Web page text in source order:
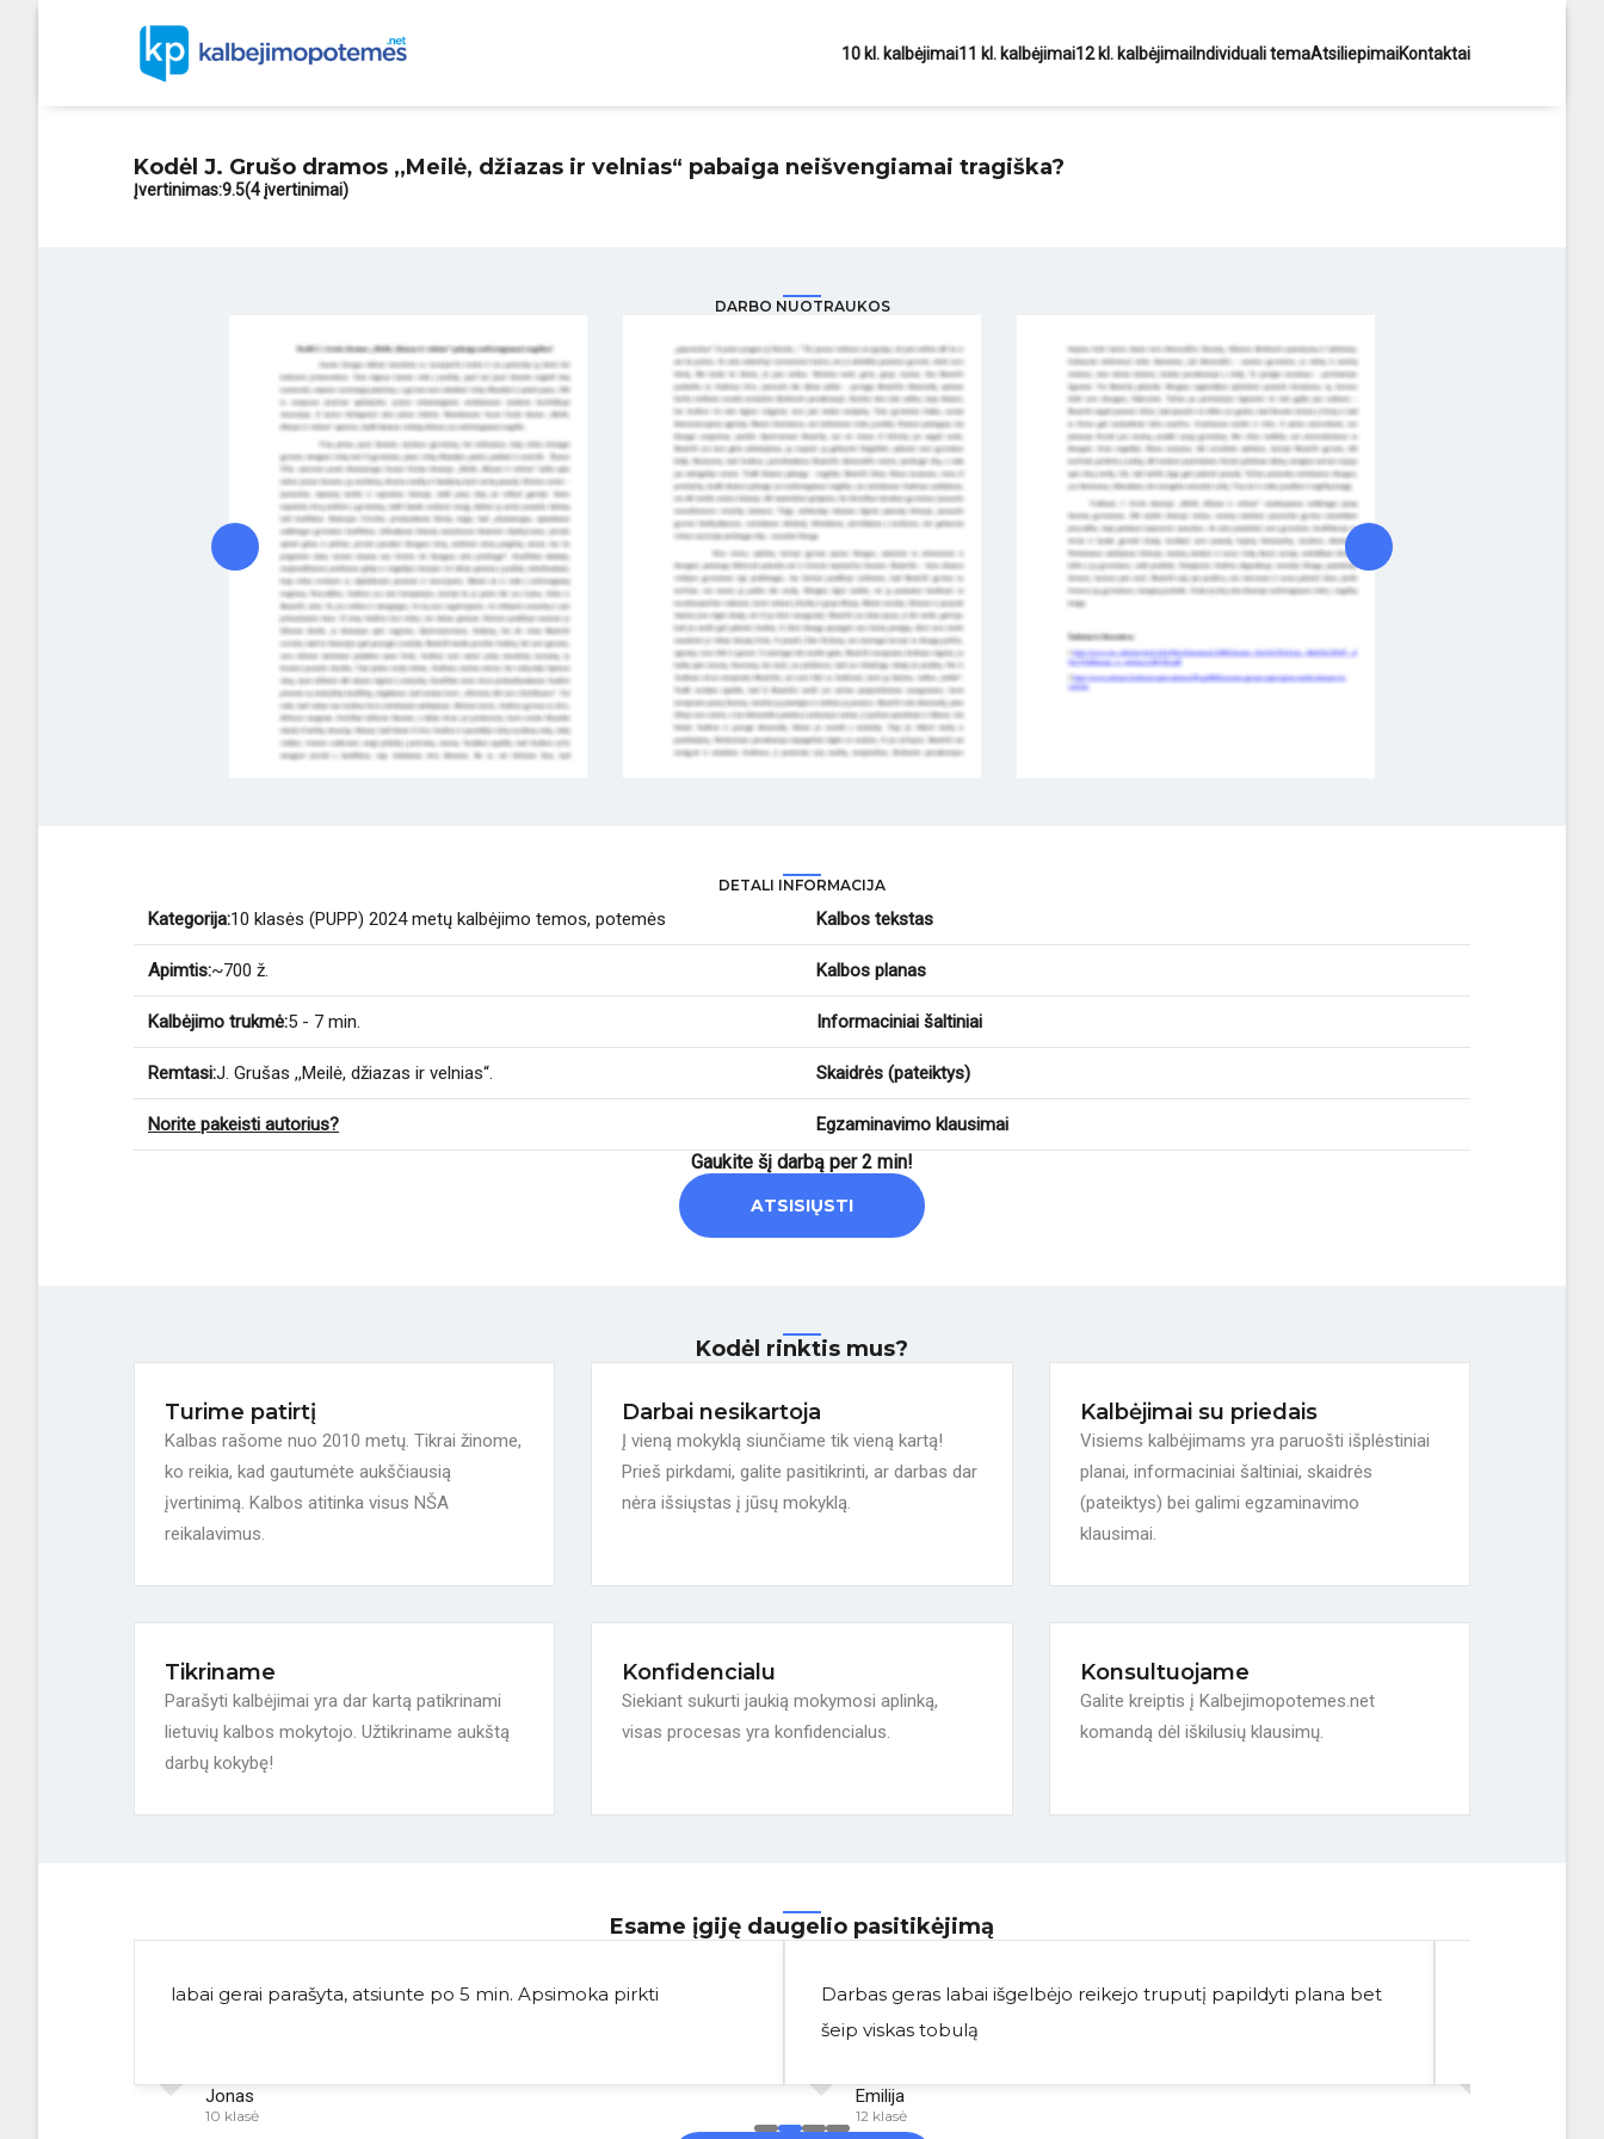
10 kl. kalbėjimai11 kl. kalbėjimai12 kl. kalbėjimaiIndividuali temaAtsiliepimaiKontaktai
Kodėl J. Grušo dramos ,,Meilė, džiazas ir velnias“ pabaiga neišvengiamai tragiška?
Įvertinimas:9.5(4 įvertinimai)
DARBO NUOTRAUKOS
DETALI INFORMACIJA
Kategorija:10 klasės (PUPP) 2024 metų kalbėjimo temos, potemės
Apimtis:~700 ž.
Kalbėjimo trukmė:5 - 7 min.
Remtasi:J. Grušas ,,Meilė, džiazas ir velnias“.
Norite pakeisti autorius?
Kalbos tekstas
Kalbos planas
Informaciniai šaltiniai
Skaidrės (pateiktys)
Egzaminavimo klausimai
Gaukite šį darbą per 2 min!
ATSISIŲSTI
Kodėl rinktis mus?
Turime patirtį
Kalbas rašome nuo 2010 metų. Tikrai žinome,
ko reikia, kad gautumėte aukščiausią
įvertinimą. Kalbos atitinka visus NŠA
reikalavimus.
Darbai nesikartoja
Į vieną mokyklą siunčiame tik vieną kartą!
Prieš pirkdami, galite pasitikrinti, ar darbas dar
nėra išsiųstas į jūsų mokyklą.
Kalbėjimai su priedais
Visiems kalbėjimams yra paruošti išplėstiniai
planai, informaciniai šaltiniai, skaidrės
(pateiktys) bei galimi egzaminavimo
klausimai.
Tikriname
Parašyti kalbėjimai yra dar kartą patikrinami
lietuvių kalbos mokytojo. Užtikriname aukštą
darbų kokybę!
Konfidencialu
Siekiant sukurti jaukią mokymosi aplinką,
visas procesas yra konfidencialus.
Konsultuojame
Galite kreiptis į Kalbejimopotemes.net
komandą dėl iškilusių klausimų.
Esame įgiję daugelio pasitikėjimą
labai gerai parašyta, atsiunte po 5 min. Apsimoka pirkti
Jonas
10 klasė
Darbas geras labai išgelbėjo reikejo truputį papildyti plana bet
šeip viskas tobulą
Emilija
12 klasė